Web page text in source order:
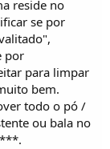
reside no
se por
por
para limpar
bem.
todo o pó /
ou bala no